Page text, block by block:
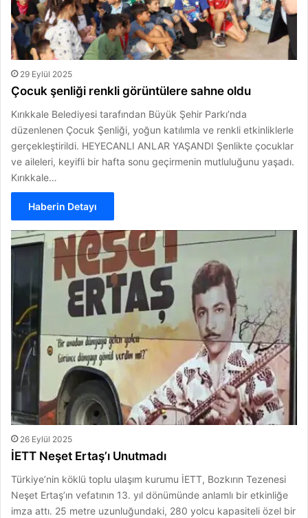
29 Eylül 2025
Çocuk şenliği renkli görüntülere sahne oldu
Kırıkkale Belediyesi tarafından Büyük Şehir Parkı’nda
düzenlenen Çocuk Şenliği, yoğun katılımla ve renkli etkinliklerle
gerçekleştirildi. HEYECANLI ANLAR YAŞANDI Şenlikte çocuklar
ve aileleri, keyifli bir hafta sonu geçirmenin mutluluğunu yaşadı.
Kırıkkale…
Haberin Detayı
26 Eylül 2025
İETT Neşet Ertaş’ı Unutmadı
Türkiye’nin köklü toplu ulaşım kurumu İETT, Bozkırın Tezenesi
Neşet Ertaş’ın vefatının 13. yıl dönümünde anlamlı bir etkinliğe
imza attı. 25 metre uzunluğundaki, 280 yolcu kapasiteli özel bir